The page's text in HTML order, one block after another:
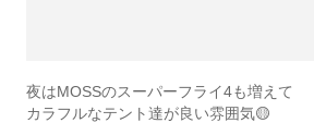
夜はMOSSのスーパーフライ4も増えて
カラフルなテント達が良い雰囲気🟡